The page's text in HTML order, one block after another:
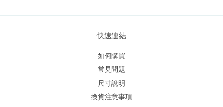
快速連結
如何購買
常見問題
尺寸說明
換貨注意事項